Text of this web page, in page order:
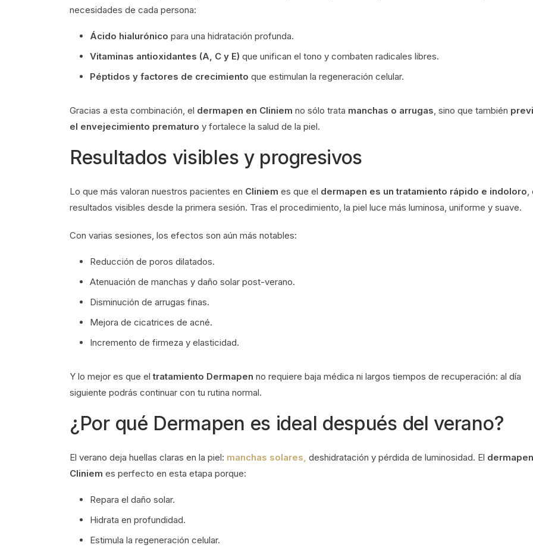
necesidades de cada persona:
Ácido hialurónico para una hidratación profunda.
Vitaminas antioxidantes (A, C y E) que unifican el tono y combaten radicales libres.
Péptidos y factores de crecimiento que estimulan la regeneración celular.
Gracias a esta combinación, el dermapen en Cliniem no sólo trata manchas o arrugas, sino que también
el envejecimiento prematuro y fortalece la salud de la piel.
Resultados visibles y progresivos
Lo que más valoran nuestros pacientes en Cliniem es que el dermapen es un tratamiento rápido e indoloro,
resultados visibles desde la primera sesión. Tras el procedimiento, la piel luce más luminosa, uniforme y suave.
Con varias sesiones, los efectos son aún más notables:
Reducción de poros dilatados.
Atenuación de manchas y daño solar post-verano.
Disminución de arrugas finas.
Mejora de cicatrices de acné.
Incremento de firmeza y elasticidad.
Y lo mejor es que eltratamiento Dermapen no requiere baja médica ni largos tiempos de recuperación: al día
siguiente podrás continuar con tu rutina normal.
¿Por qué Dermapen es ideal después del verano?
El verano deja huellas claras en la piel: manchas solares, deshidratación y pérdida de luminosidad. El
Cliniem es perfecto en esta etapa porque:
Repara el daño solar.
Hidrata en profundidad.
Estimula la regeneración celular.